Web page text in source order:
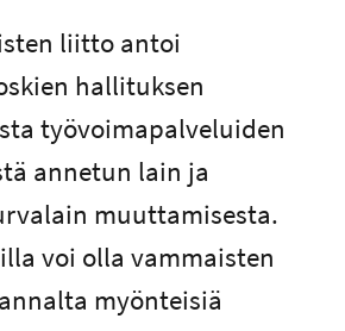
liitto antoi
hallituksen
työvoimapalveluiden
annetun lain ja
muuttamisesta.
voi olla vammaisten
myönteisiä